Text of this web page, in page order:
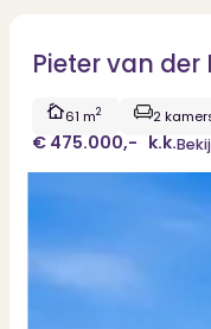
Pieter van
61 m2 2
€ 475.000,- k.k.